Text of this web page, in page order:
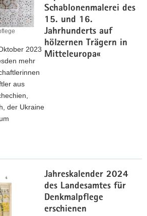
Schablonenmalerei des
15. und 16.
Jahrhunderts auf
hölzernen Trägern in
Mitteleuropa«
2023
mehr
aus
der Ukraine
Jahreskalender 2024
des Landesamtes für
Denkmalpflege
erschienen